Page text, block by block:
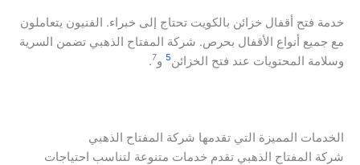
خدمة فتح أقفال خزائن بالكويت تحتاج إلى خبراء. الفنيون يتعاملون
مع جميع أنواع الأقفال بحرص. شركة المفتاح الذهبي تضمن السرية
وسلامة المحتويات عند فتح الخزائن5 و7
.
الخدمات المميزة التي تقدمها شركة المفتاح الذهبي
شركة المفتاح الذهبي تقدم خدمات متنوعة لتناسب احتياجات